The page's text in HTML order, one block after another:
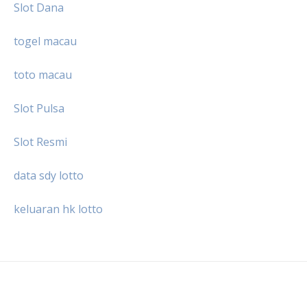
Slot Dana
togel macau
toto macau
Slot Pulsa
Slot Resmi
data sdy lotto
keluaran hk lotto